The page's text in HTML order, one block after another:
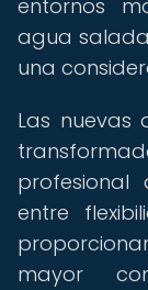
entornos
agua
una
Las nuevas
profesional
entre
mayor